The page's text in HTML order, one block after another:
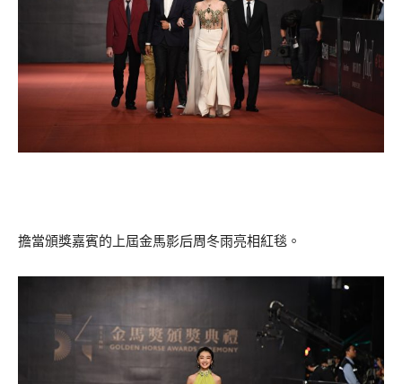
擔當頒獎嘉賓的上屆金馬影后周冬雨亮相紅毯。